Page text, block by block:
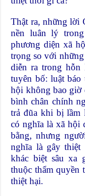
Thật ra, những lời
nền luân lý
phương diện xã
trọng so với
diễn ra trong hỗn
tuyên bố: luật
hội không bao giờ
bình chân chính
trả đũa khi bị lầm
có nghĩa là xã hội
bằng, nhưng
nghĩa là gây
khác biệt sâu xa
thuộc thẩm quyền
thiệt hại.